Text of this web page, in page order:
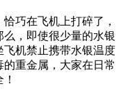
巧在飞机上打碎了，
，即使很少量的水银
机禁止携带水银温度
重金属，大家在日常